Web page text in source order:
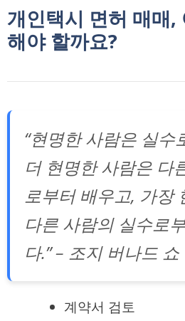
개인택시 면허 매매,
해야 할까요?
“현명한 사람은 실수
더 현명한 사람은 다
로부터 배우고, 가장
다른 사람의 실수로
다.” – 조지 버나드 쇼
계약서 검토